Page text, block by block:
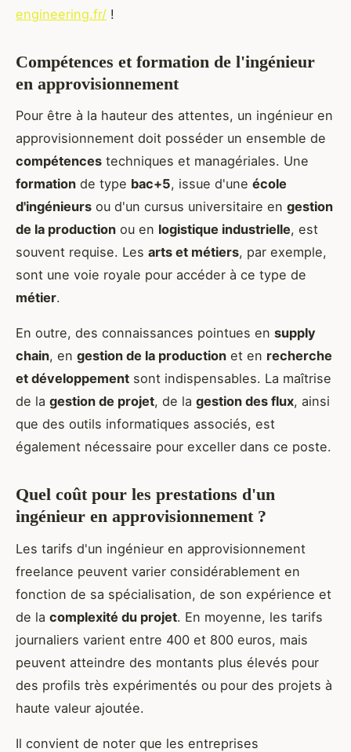
engineering.fr/ !
Compétences et formation de l'ingénieur
en approvisionnement
Pour être à la hauteur des attentes, un ingénieur en
approvisionnement doit posséder un ensemble de
compétences techniques et managériales. Une
formation de type bac+5, issue d'une école
d'ingénieurs ou d'un cursus universitaire en gestion
de la production ou en logistique industrielle, est
souvent requise. Les arts et métiers, par exemple,
sont une voie royale pour accéder à ce type de
métier.
En outre, des connaissances pointues en supply
chain, en gestion de la production et en recherche
et développement sont indispensables. La maîtrise
de la gestion de projet, de la gestion des flux, ainsi
que des outils informatiques associés, est
également nécessaire pour exceller dans ce poste.
Quel coût pour les prestations d'un
ingénieur en approvisionnement ?
Les tarifs d'un ingénieur en approvisionnement
freelance peuvent varier considérablement en
fonction de sa spécialisation, de son expérience et
de la complexité du projet. En moyenne, les tarifs
journaliers varient entre 400 et 800 euros, mais
peuvent atteindre des montants plus élevés pour
des profils très expérimentés ou pour des projets à
haute valeur ajoutée.
Il convient de noter que les entreprises